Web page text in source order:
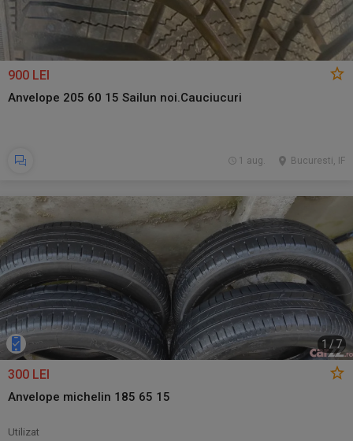
900 LEI
Anvelope 205 60 15 Sailun noi.Cauciucuri
Bucuresti, IF
1 aug.
1 /7
300 LEI
Anvelope michelin 185 65 15
Utilizat